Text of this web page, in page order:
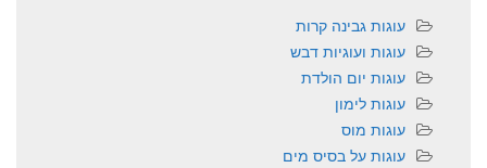
עוגות גבינה קרות
עוגות ועוגיות דבש
עוגות יום הולדת
עוגות לימון
עוגות מוס
עוגות על בסיס מים